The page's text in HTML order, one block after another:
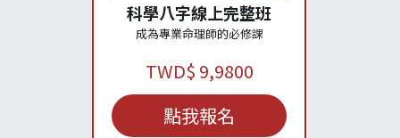
科學八字線上完整班
成為專業命理師的必修課
TWD$ 9,9800
點我報名